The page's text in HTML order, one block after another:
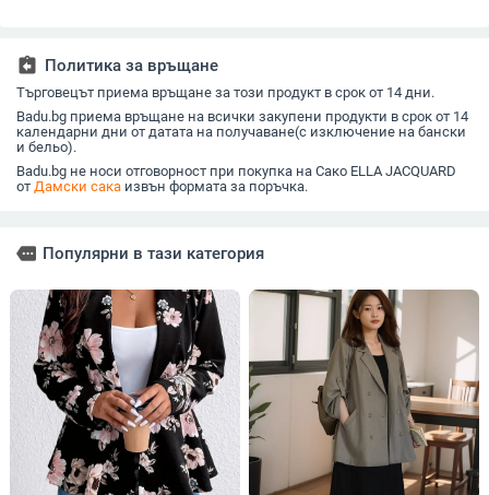
assignment_return Политика за връщане
Търговецът приема връщане за този продукт в срок от 14 дни.
Badu.bg приема връщане на всички закупени продукти в срок от 14
календарни дни от датата на получаване(с изключение на бански
и бельо).
Badu.bg не носи отговорност при покупка на Сако ELLA JACQUARD
от Дамски сака извън формата за поръчка.
more Популярни в тази категория